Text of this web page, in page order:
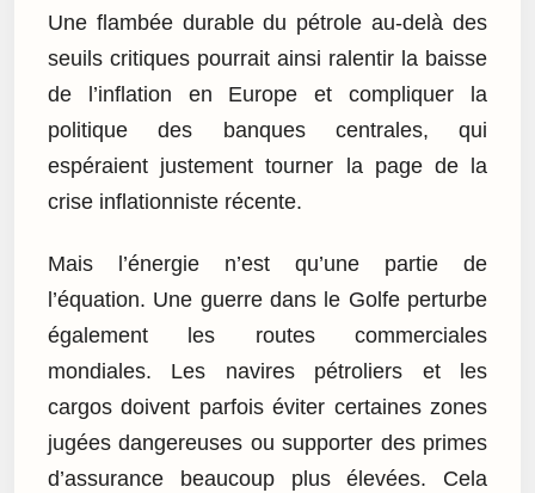
Une flambée durable du pétrole au-delà des
seuils critiques pourrait ainsi ralentir la baisse
de l’inflation en Europe et compliquer la
politique des banques centrales, qui
espéraient justement tourner la page de la
crise inflationniste récente.
Mais l’énergie n’est qu’une partie de
l’équation. Une guerre dans le Golfe perturbe
également les routes commerciales
mondiales. Les navires pétroliers et les
cargos doivent parfois éviter certaines zones
jugées dangereuses ou supporter des primes
d’assurance beaucoup plus élevées. Cela